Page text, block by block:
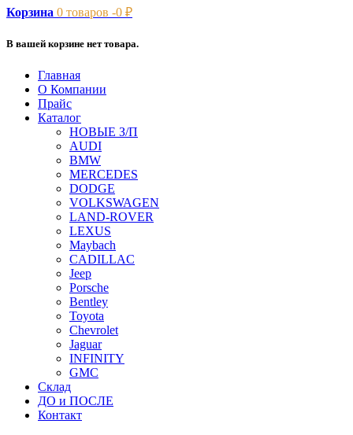
Корзина 0 товаров -0 ₽
В вашей корзине нет товара.
Главная
О Компании
Прайс
Каталог
НОВЫЕ З/П
AUDI
BMW
MERCEDES
DODGE
VOLKSWAGEN
LAND-ROVER
LEXUS
Maybach
CADILLAC
Jeep
Porsche
Bentley
Toyota
Chevrolet
Jaguar
INFINITY
GMC
Склад
ДО и ПОСЛЕ
Контакт